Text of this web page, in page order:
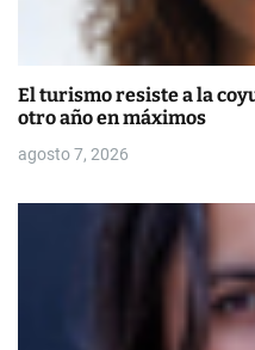
a
d
a
El turismo resiste a la
otro año en máximos
agosto 7, 2026